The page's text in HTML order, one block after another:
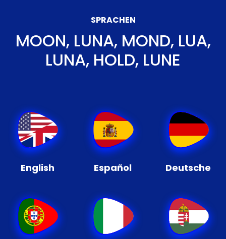
SPRACHEN
MOON, LUNA, MOND, LUA,
LUNA, HOLD, LUNE
English Español Deutsche